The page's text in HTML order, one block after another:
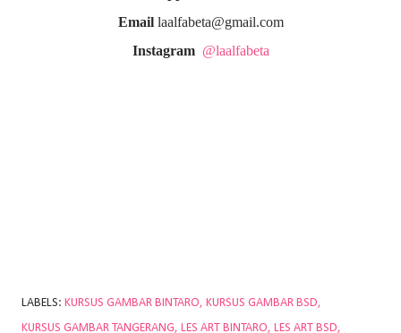
Emaillaalfabeta@gmail.com
Instagram @laalfabeta
LABELS: KURSUS GAMBAR BINTARO
KURSUS GAMBAR BSD
KURSUS GAMBAR TANGERANG
LES ART BINTARO LES ART BSD